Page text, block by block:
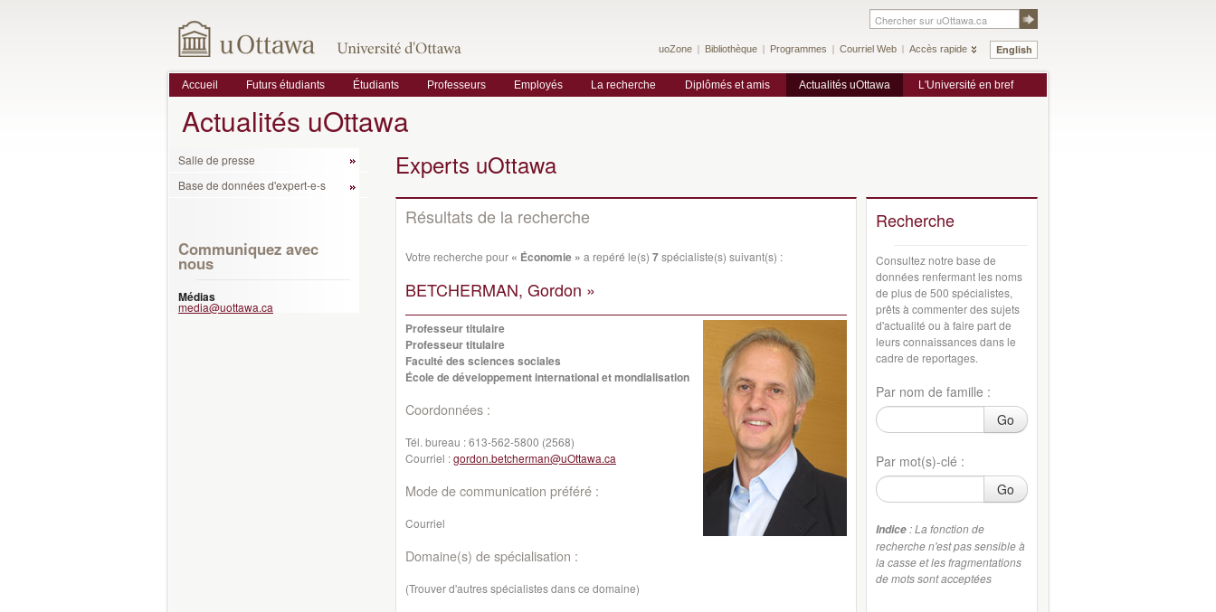
English
uoZone Bibliothèque Programmes Courriel Web Accès rapide
Accueil Futurs étudiants Étudiants Professeurs Employés La recherche Diplômés et amis Actualités uOttawa L'Université en bref
Actualités uOttawa
Salle de presse
Base de données d'expert-e-s
Communiquez avec
nous
Médias
media@uottawa.ca
Experts uOttawa
Résultats de la recherche
Votre recherche pour « Économie » a repéré le(s) 7spécialiste(s) suivant(s) :
BETCHERMAN, Gordon »
Professeur titulaire
Professeur titulaire
Faculté des sciences sociales
École de développement international et mondialisation
Coordonnées :
Tél. bureau :613-562-5800 (2568)
Courriel :gordon.betcherman@uOttawa.ca
Mode de communication préféré :
Courriel
Domaine(s) de spécialisation :
(Trouver d'autres spécialistes dans ce domaine)
Recherche
Consultez notre base de
données renfermant les noms
de plus de 500 spécialistes,
prêts à commenter des sujets
d'actualité ou à faire part de
leurs connaissances dans le
cadre de reportages.
Par nom de famille :
Go
Par mot(s)-clé :
Go
Indice : La fonction de
recherche n'est pas sensible à
la casse et les fragmentations
de mots sont acceptées